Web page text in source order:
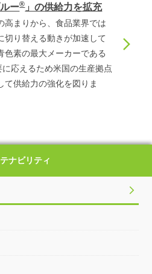
ー®」の供給力を拡充
高まりから、食品業界では
切り替える動きが加速して
色素の最大メーカーである
応えるため米国の生産拠点
て供給力の強化を図りま
ナビリティ